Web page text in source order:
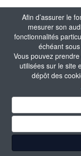
Afin d’assurer le
mesurer son
fonctionnalités
échéant
Vous pouvez
utilisées sur le site
dépôt des